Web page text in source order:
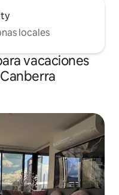
locales
vacaciones